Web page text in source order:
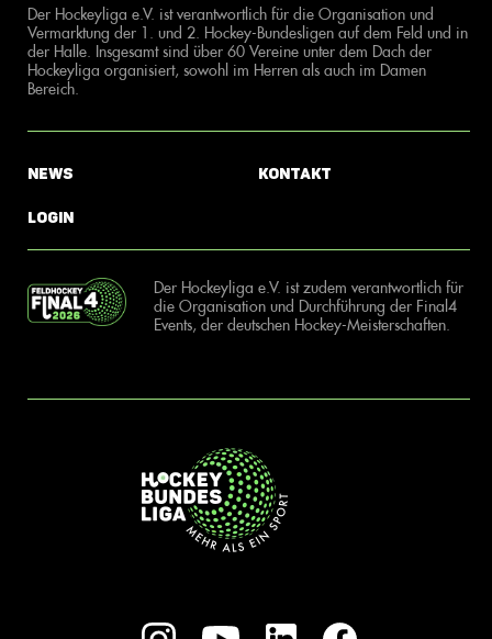
Der Hockeyliga e.V. ist verantwortlich für die Organisation und
Vermarktung der 1. und 2. Hockey-Bundesligen auf dem Feld und in
der Halle. Insgesamt sind über 60 Vereine unter dem Dach der
Hockeyliga organisiert, sowohl im Herren als auch im Damen
Bereich.
News
Login
Kontakt
Der Hockeyliga e.V. ist zudem verantwortlich für
die Organisation und Durchführung der Final4
Events, der deutschen Hockey-Meisterschaften.